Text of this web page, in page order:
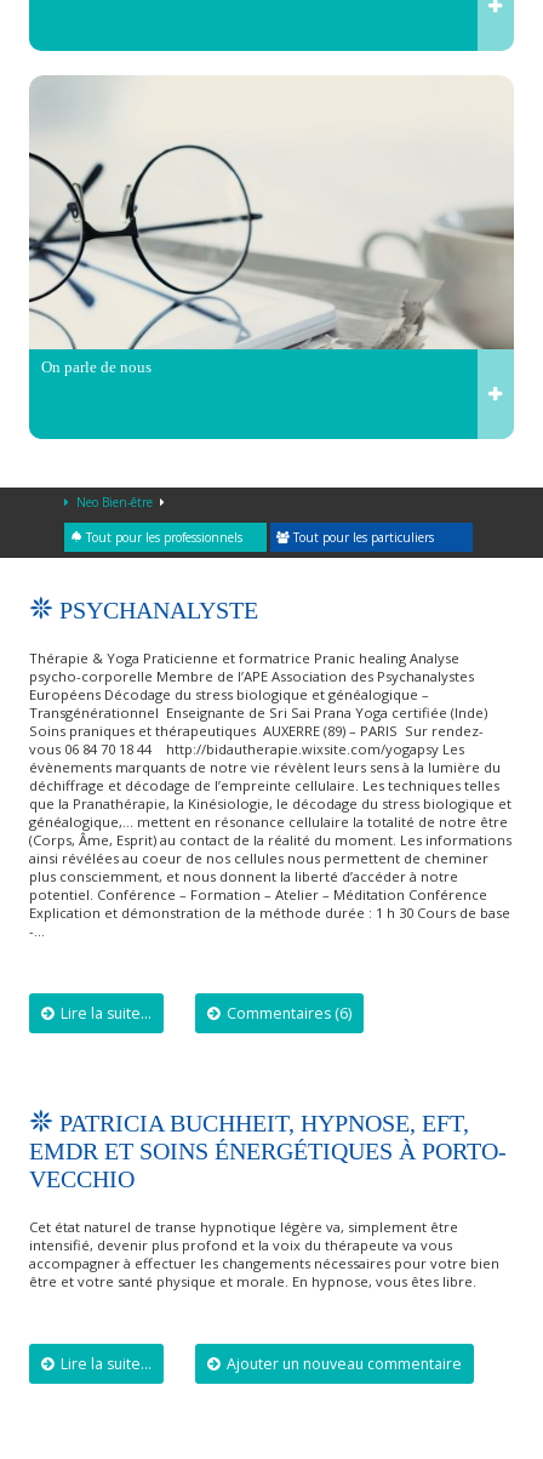
On parle de nous
Neo Bien-être
Tout pour les professionnels Tout pour les particuliers
PSYCHANALYSTE
Thérapie & Yoga Praticienne et formatrice Pranic healing Analyse
psycho-corporelle Membre de l’APE Association des Psychanalystes
Européens Décodage du stress biologique et généalogique –
Transgénérationnel Enseignante de Sri Sai Prana Yoga certifiée (Inde)
Soins praniques et thérapeutiques AUXERRE (89) – PARIS Sur rendez-
vous 06 84 70 18 44 http://bidautherapie.wixsite.com/yogapsy Les
évènements marquants de notre vie révèlent leurs sens à la lumière du
déchiffrage et décodage de l’empreinte cellulaire. Les techniques telles
que la Pranathérapie, la Kinésiologie, le décodage du stress biologique et
généalogique,… mettent en résonance cellulaire la totalité de notre être
(Corps, Âme, Esprit) au contact de la réalité du moment. Les informations
ainsi révélées au coeur de nos cellules nous permettent de cheminer
plus consciemment, et nous donnent la liberté d’accéder à notre
potentiel. Conférence – Formation – Atelier – Méditation Conférence
Explication et démonstration de la méthode durée : 1 h 30 Cours de base
-…
Lire la suite... Commentaires (6)
PATRICIA BUCHHEIT, HYPNOSE, EFT,
EMDR ET SOINS ÉNERGÉTIQUES À PORTO-
VECCHIO
Cet état naturel de transe hypnotique légère va, simplement être
intensifié, devenir plus profond et la voix du thérapeute va vous
accompagner à effectuer les changements nécessaires pour votre bien
être et votre santé physique et morale. En hypnose, vous êtes libre.
Lire la suite... Ajouter un nouveau commentaire